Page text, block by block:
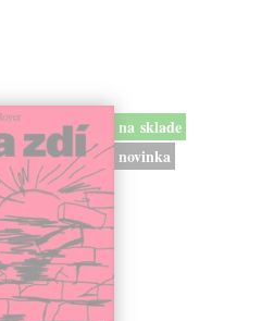
na sklade
novinka